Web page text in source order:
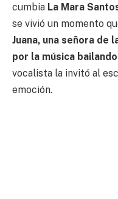
cumbia La Mara
se vivió un momento
Juana, una señora de
por la música
vocalista la invitó al
emoción.